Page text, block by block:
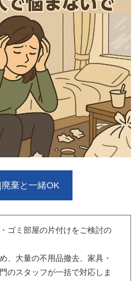
棄と一緒OK
ゴミ部屋の片付けをご検討の
、大量の不用品撤去、家具・
のスタッフが一括で対応しま